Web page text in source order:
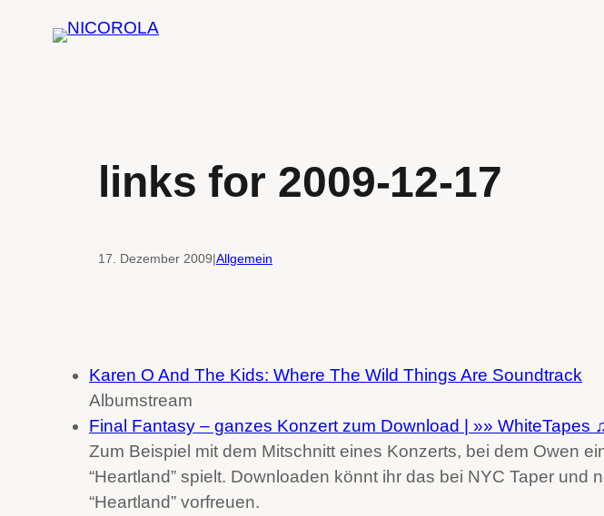
links for 2009-12-17
17. Dezember 2009|Allgemein
Karen O And The Kids: Where The Wild Things Are Soundtrack
Albumstream
Final Fantasy – ganzes Konzert zum Download | »» WhiteTapes
Zum Beispiel mit dem Mitschnitt eines Konzerts, bei dem Owen
“Heartland” spielt. Downloaden könnt ihr das bei NYC Taper und
“Heartland” vorfreuen.